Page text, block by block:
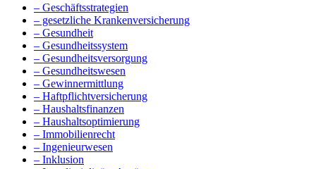
– Geschäftsstrategien
– gesetzliche Krankenversicherung
– Gesundheit
– Gesundheitssystem
– Gesundheitsversorgung
– Gesundheitswesen
– Gewinnermittlung
– Haftpflichtversicherung
– Haushaltsfinanzen
– Haushaltsoptimierung
– Immobilienrecht
– Ingenieurwesen
– Inklusion